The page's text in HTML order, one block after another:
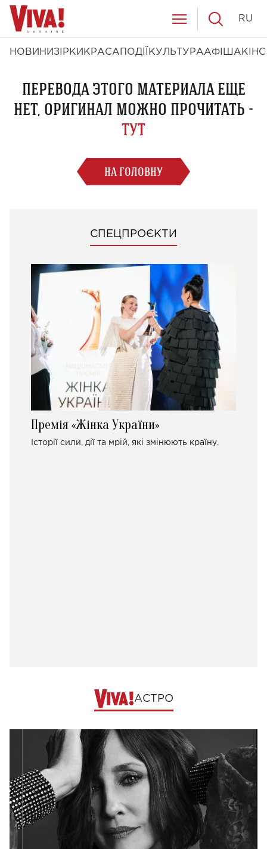
НОВИНИ ЗІРКИ КРАСА ПОДІЇ КУЛЬТУРААФІША КІНО
RU
ПЕРЕВОДА ЭТОГО МАТЕРИАЛА ЕЩЕ
НЕТ, ОРИГИНАЛ МОЖНО ПРОЧИТАТЬ -
ТУТ
НА ГОЛОВНУ
СПЕЦПРОЄКТИ
Премія «Жінка України»
Історії сили, дії та мрій, які змінюють країну.
АСТРО